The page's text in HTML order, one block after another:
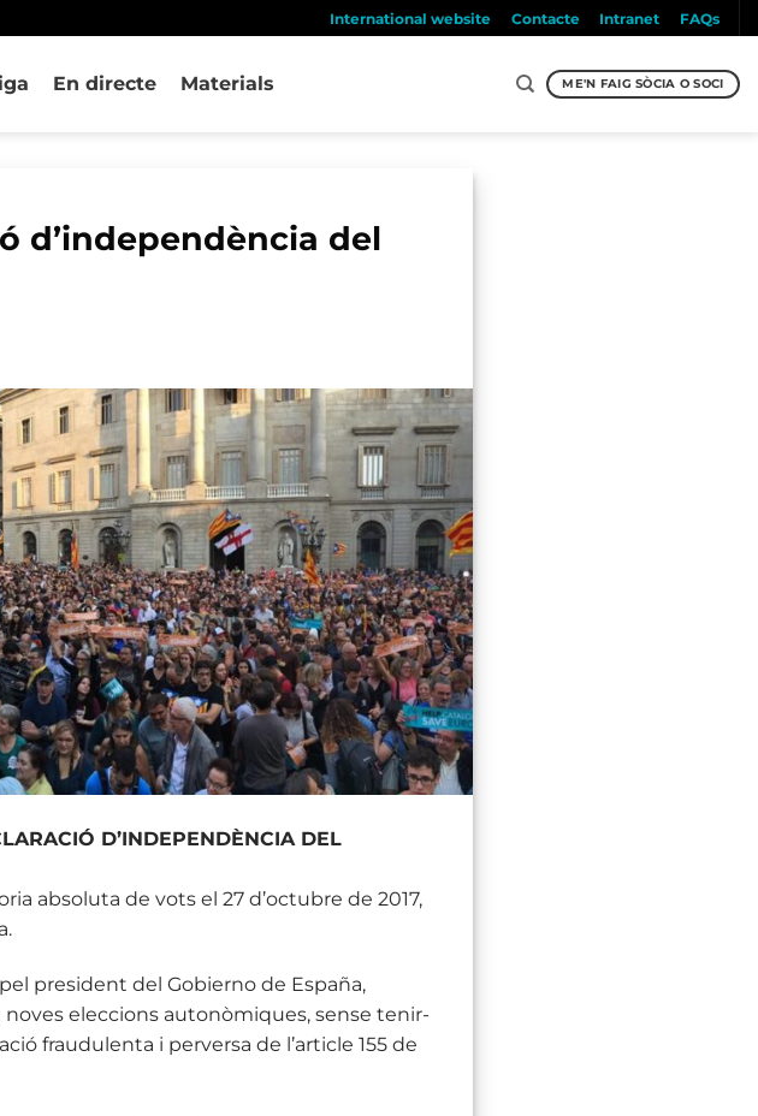
International website Contacte Intranet FAQs
En directe Materials ME'N FAIG SÒCIA O SOCI
d’independència del
D’INDEPENDÈNCIA DEL
absoluta de vots el 27 d’octubre de 2017,
president del Gobierno de España,
eleccions autonòmiques, sense tenir-
fraudulenta i perversa de l’article 155 de